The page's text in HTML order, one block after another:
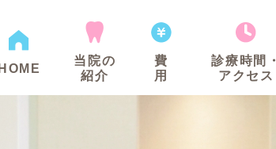
当院の
紹介
費
用
診療時間・
アクセス